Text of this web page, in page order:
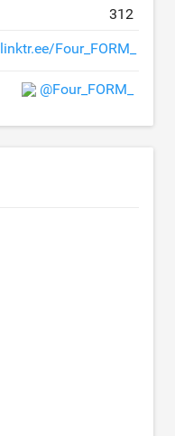
312
linktr.ee/Four_FORM_
@Four_FORM_